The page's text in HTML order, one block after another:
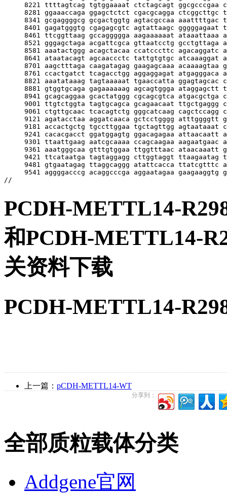
PCDH-METTL14-
和PCDH-METTL14-
关资料下载
PCDH-METTL14-
上一篇： pCDH-METTL14-WT
分享到：
全部质粒载体分类
Addgene官网